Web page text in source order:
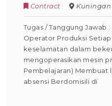
Contract
Kuningan
Tugas / Tanggung Jawab
Operator Produksi
keselamatan dalam
mengoperasikan mesin
Pembelajaran) Membuat
absensi Berdomisili di